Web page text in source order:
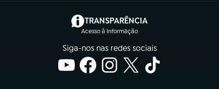
TRANSPARÊNCIA
Acesso à Informação
(abre em nova aba)
Siga-nos nas redes sociais